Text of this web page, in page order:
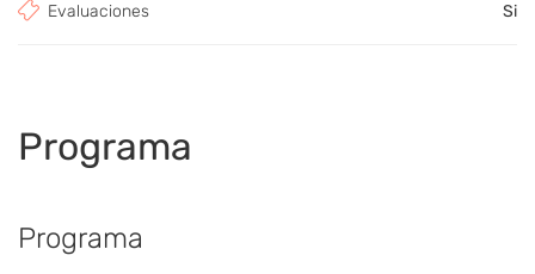
Evaluaciones Si
Programa
Programa